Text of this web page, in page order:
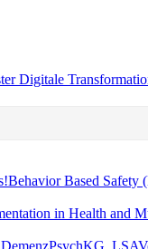
Digitale
Behavior Based Safety
in Health and
PsychKG_LSA